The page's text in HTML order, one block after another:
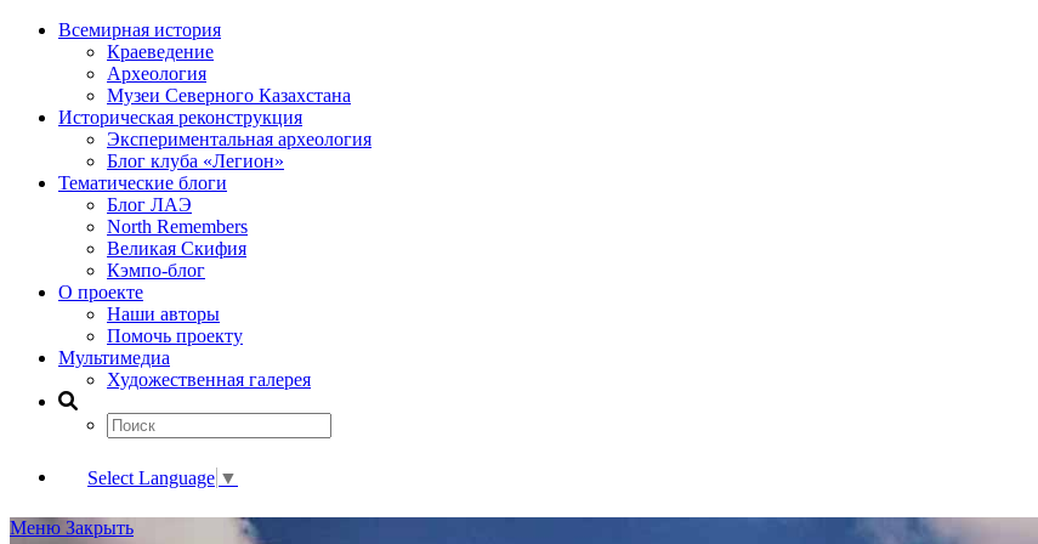
Всемирная история
Краеведение
Археология
Музеи Северного Казахстана
Историческая реконструкция
Экспериментальная археология
Блог клуба «Легион»
Тематические блоги
Блог ЛАЭ
North Remembers
Великая Скифия
Кэмпо-блог
О проекте
Наши авторы
Помочь проекту
Мультимедиа
Художественная галерея
Select Language ▼
Меню Закрыть